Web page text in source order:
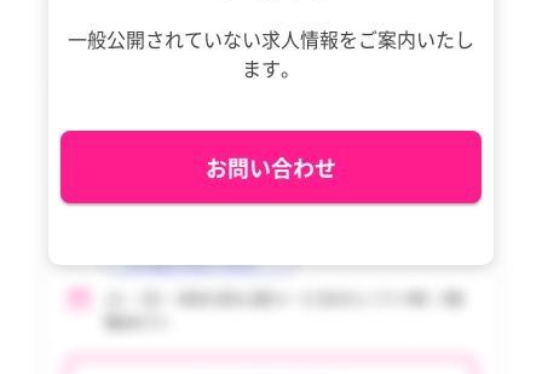
宮崎県
鹿児島県
田尻町
太子町
千早赤阪村すべて
一般公開されていない求人情報をご案内いたし
ます。
お問い合わせ
宮崎県
鹿児島県
田尻町
太子町
千早赤阪村すべて